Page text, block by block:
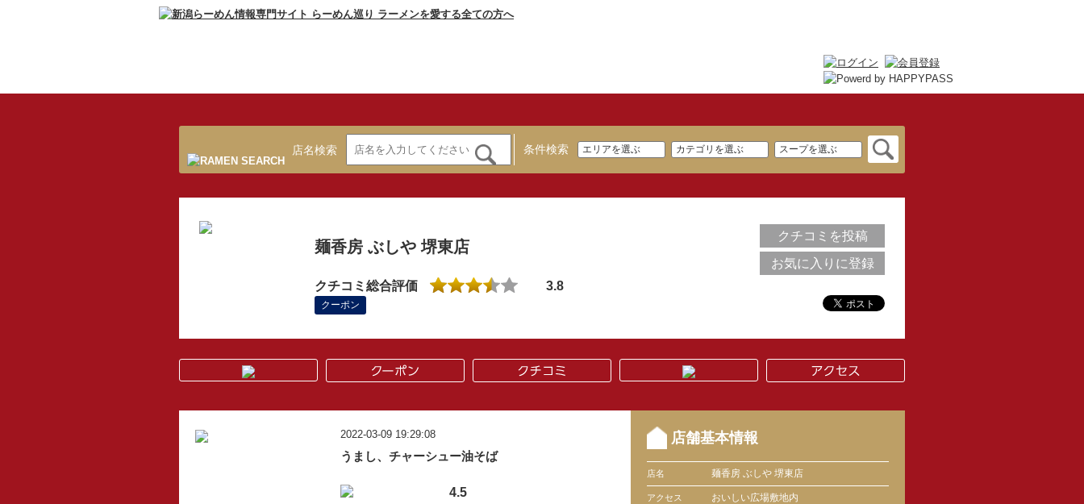
店名検索 条件検索
麺香房 ぶしや 堺東店
クチコミ総合評価 3.8
クーポン
クチコミを投稿
お気に入りに登録
2022-03-09 19:29:08
うまし、チャーシュー油そば
4.5
店舗基本情報
店名 麺香房 ぶしや 堺東店
アクセス おいしい広場敷地内